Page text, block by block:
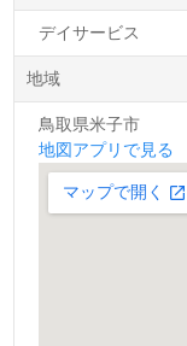
デイサービス
地域
鳥取県米子市
地図アプリで見る